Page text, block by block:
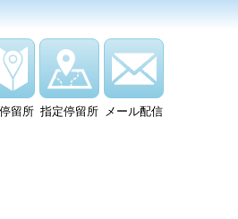
留所 指定停留所 メール配信